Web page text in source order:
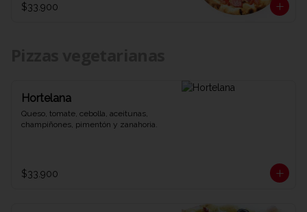
$33.900
Hortelana
Queso, tomate, cebolla, aceitunas,
champiñones, pimentón y zanahoria.
$33.900